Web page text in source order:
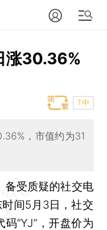
涨30.36%
T中
，市值约为31
备受质疑的社交电
时间5月3日，社交
“YJ”，开盘价为